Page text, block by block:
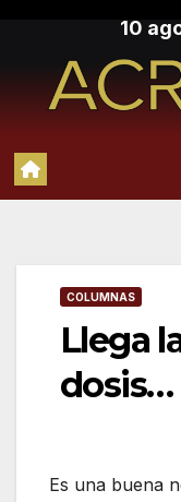
contenido
10
COLUMNAS
Llega
dosis…
Es una buena